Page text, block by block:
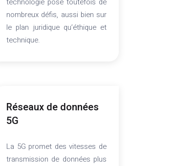
nombreux défis, aussi bien sur
le plan juridique qu’éthique et
technique.
Réseaux de données
5G
La 5G promet des vitesses de
transmission de données plus